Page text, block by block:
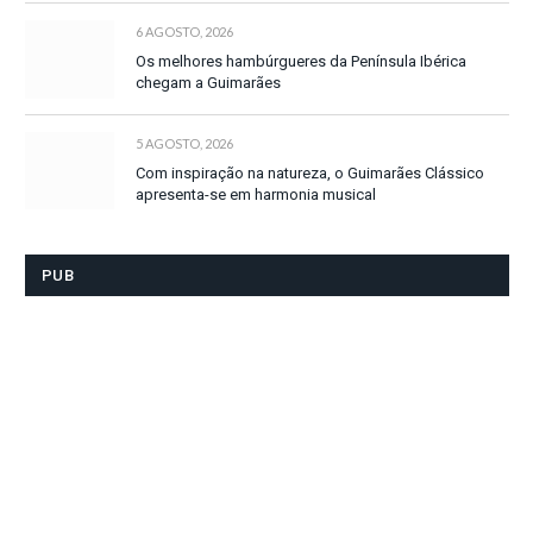
6 AGOSTO, 2026
Os melhores hambúrgueres da Península Ibérica
chegam a Guimarães
5 AGOSTO, 2026
Com inspiração na natureza, o Guimarães Clássico
apresenta-se em harmonia musical
PUB